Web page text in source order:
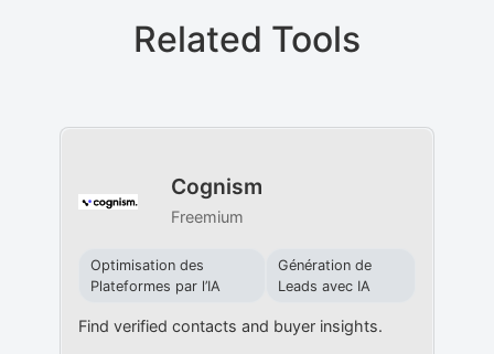
Related Tools
Cognism
Freemium
Optimisation des
Plateformes par l’IA
Génération de
Leads avec IA
Find verified contacts and buyer insights.